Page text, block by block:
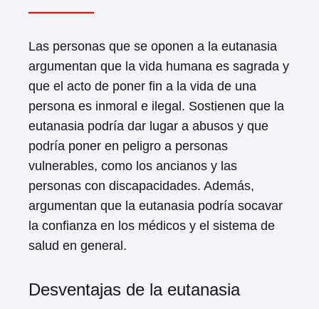
Las personas que se oponen a la eutanasia
argumentan que la vida humana es sagrada y
que el acto de poner fin a la vida de una
persona es inmoral e ilegal. Sostienen que la
eutanasia podría dar lugar a abusos y que
podría poner en peligro a personas
vulnerables, como los ancianos y las
personas con discapacidades. Además,
argumentan que la eutanasia podría socavar
la confianza en los médicos y el sistema de
salud en general.
Desventajas de la eutanasia